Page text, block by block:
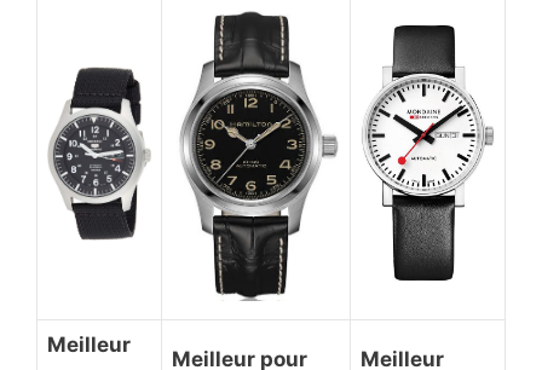
Meilleur
Meilleur pour
Meilleur